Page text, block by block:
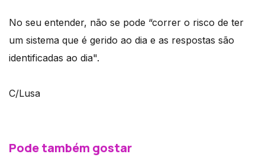
No seu entender, não se pode “correr o risco de ter
um sistema que é gerido ao dia e as respostas são
identificadas ao dia".
C/Lusa
Pode também gostar